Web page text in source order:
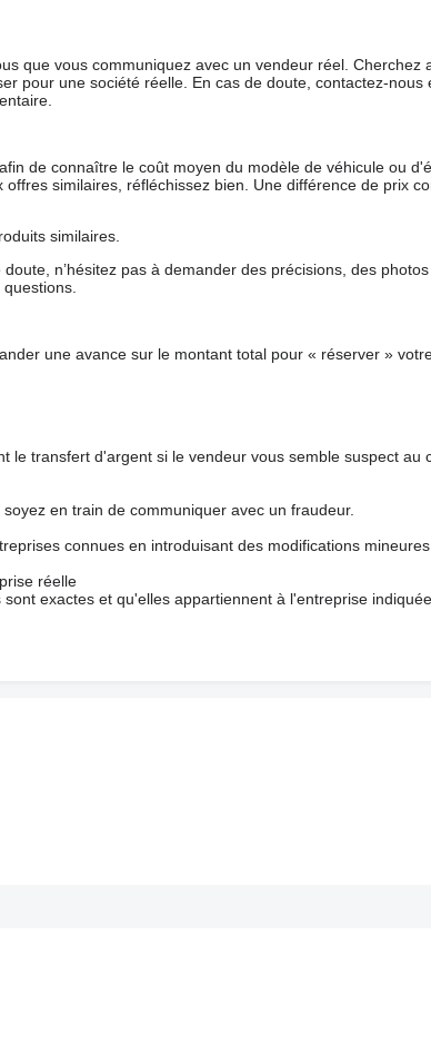
que vous communiquez avec un vendeur réel. Cherchez
pour une société réelle. En cas de doute, contactez-nous
de connaître le coût moyen du modèle de véhicule ou
similaires, réfléchissez bien. Une différence de prix
similaires.
n’hésitez pas à demander des précisions, des
une avance sur le montant total pour « réserver »
transfert d'argent si le vendeur vous semble suspect au
en train de communiquer avec un fraudeur.
connues en introduisant des modifications
réelle
exactes et qu'elles appartiennent à l'entreprise indiquée.